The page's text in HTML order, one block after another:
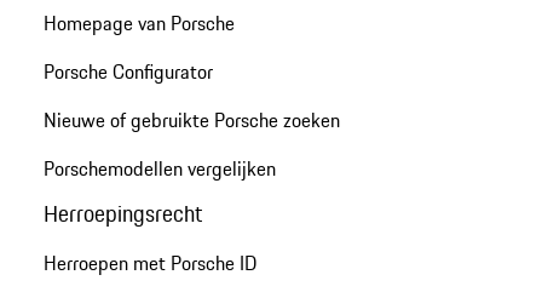
Homepage van Porsche
Porsche Configurator
Nieuwe of gebruikte Porsche zoeken
Porschemodellen vergelijken
Herroepingsrecht
Herroepen met Porsche ID